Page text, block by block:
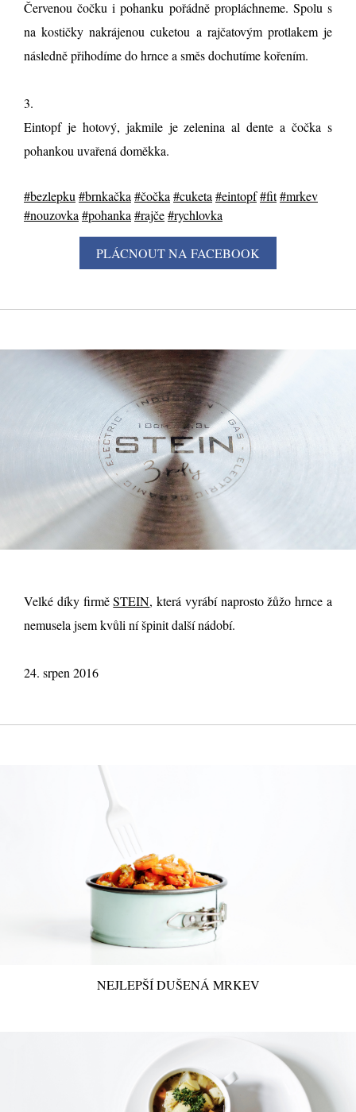
Červenou čočku i pohanku pořádně propláchneme. Spolu s
na kostičky nakrájenou cuketou a rajčatovým protlakem je
následně přihodíme do hrnce a směs dochutíme kořením.
3.
Eintopf je hotový, jakmile je zelenina al dente a čočka s
pohankou uvařená doměkka.
#bezlepku #brnkačka #čočka #cuketa #eintopf#fit#mrkev
#nouzovka #pohanka #rajče#rychlovka
Velké díky firměSTEIN, která vyrábí naprosto žůžo hrnce a
nemusela jsem kvůli ní špinit další nádobí.
24. srpen 2016
NEJLEPŠÍ DUŠENÁ MRKEV